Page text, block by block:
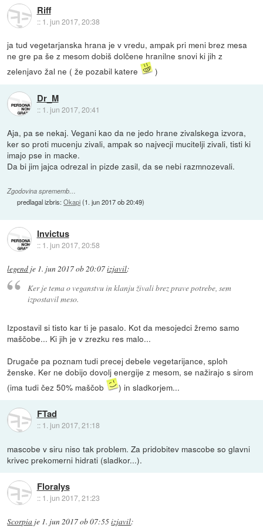
Riff
:: 1. jun 2017, 20:38
ja tud vegetarjanska hrana je v vredu, ampak pri meni brez mesa
ne gre pa še z mesom dobiš dolčene hranilne snovi ki jih z
zelenjavo žal ne ( že pozabil katere
)
Dr_M
:: 1. jun 2017, 20:41
Aja, pa se nekaj. Vegani kao da ne jedo hrane zivalskega izvora,
ker so proti mucenju zivali, ampak so najvecji mucitelji zivali, tisti ki
imajo pse in macke.
Da bi jim jajca odrezal in pizde zasil, da se nebi razmnozevali.
Zgodovina sprememb…
predlagal izbris:Okapi(1. jun 2017 ob 20:49)
Invictus
:: 1. jun 2017, 20:58
legend je 1. jun 2017 ob 20:07izjavil:
Ker je tema o veganstvu in klanju živali brez prave potrebe, sem
izpostavil meso.
Izpostavil si tisto kar ti je pasalo. Kot da mesojedci žremo samo
maščobe... Ki jih je v zrezku res malo...
Drugače pa poznam tudi precej debele vegetarijance, sploh
ženske. Ker ne dobijo dovolj energije z mesom, se nažirajo s sirom
(ima tudi čez 50% maščob
) in sladkorjem...
FTad
:: 1. jun 2017, 21:18
mascobe v siru niso tak problem. Za pridobitev mascobe so glavni
krivec prekomerni hidrati (sladkor...).
Floralys
:: 1. jun 2017, 21:23
Scorpia je 1. jun 2017 ob 07:55izjavil: